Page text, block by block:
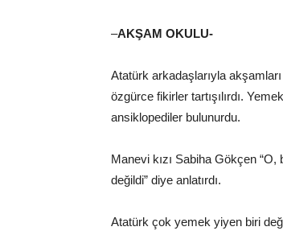
–AKŞAM OKULU-
Atatürk arkadaşlarıyla
özgürce fikirler tartışılırdı.
ansiklopediler bulunurdu.
Manevi kızı Sabiha Gökçen
değildi” diye anlatırdı.
Atatürk çok yemek yiyen biri